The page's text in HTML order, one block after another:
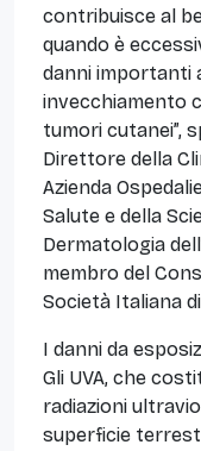
contribuisce al
quando è
danni importanti
invecchiamento
tumori cutanei”,
Direttore della
Azienda
Salute e della
Dermatologia
membro del
Società Italiana
I danni da
Gli UVA, che
radiazioni
superficie